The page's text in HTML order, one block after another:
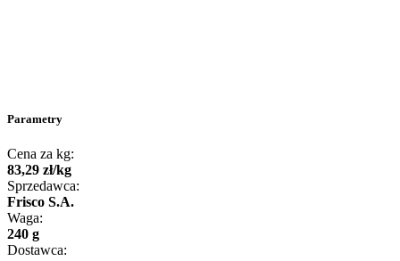
Parametry
Cena za kg:
83,29 zł/kg
Sprzedawca:
Frisco S.A.
Waga:
240 g
Dostawca: